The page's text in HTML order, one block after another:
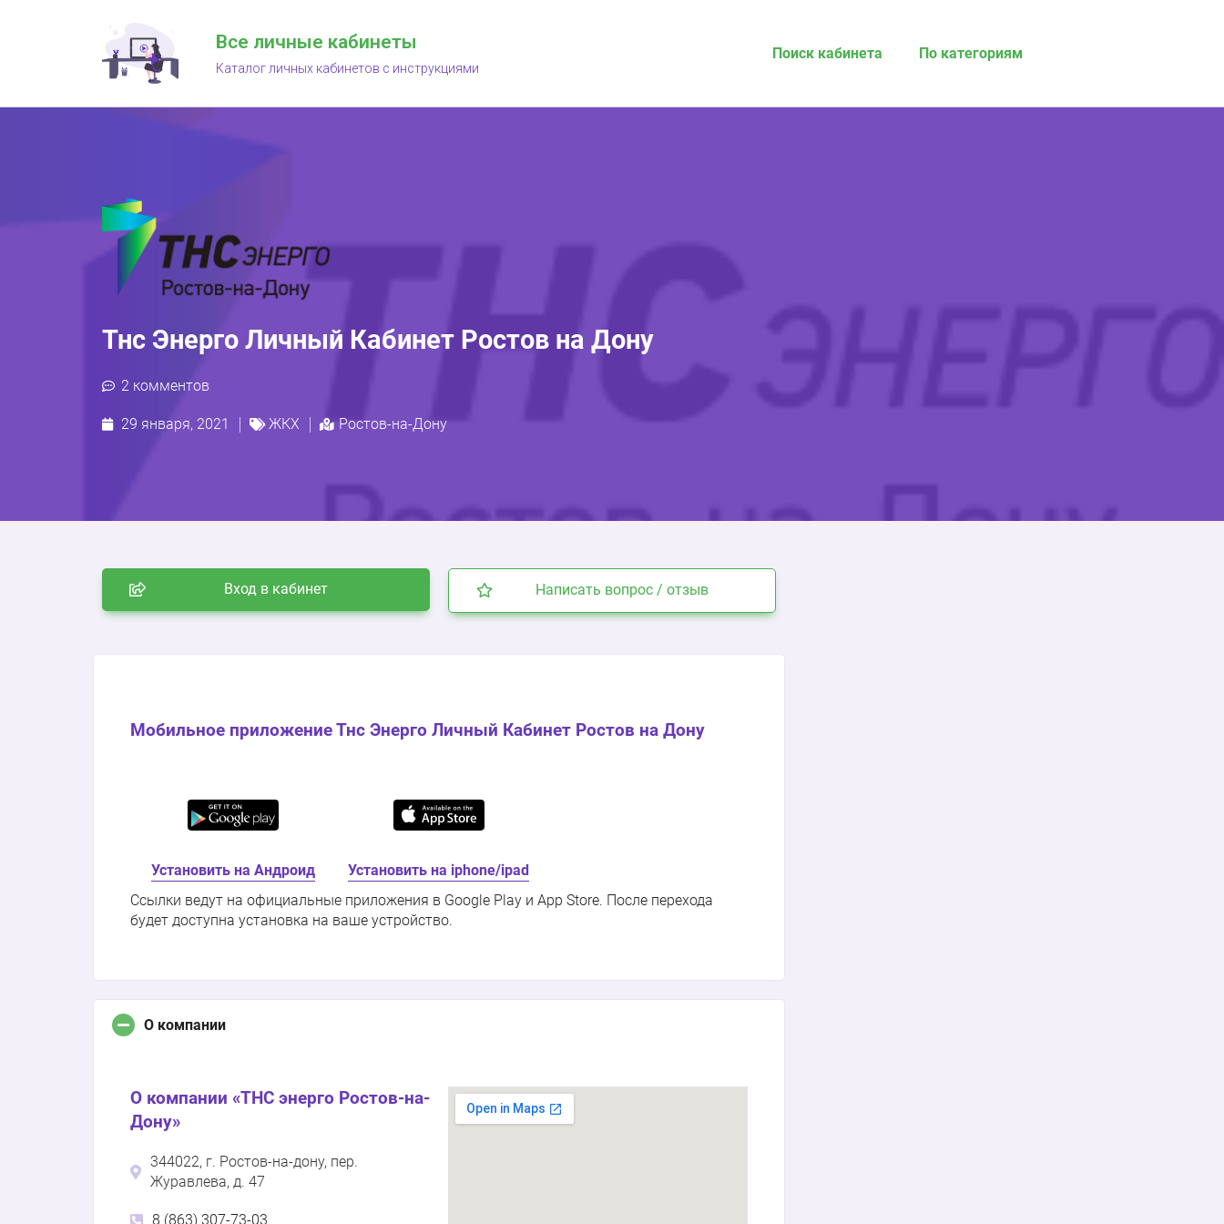
Все личные кабинеты
Каталог личных кабинетов с инструкциями
Поиск кабинета По категориям
Тнс Энерго Личный Кабинет Ростов на Дону
2 комментов
29 января, 2021 ЖКХ Ростов-на-Дону
Вход в кабинет Написать вопрос / отзыв
Мобильное приложение Тнс Энерго Личный Кабинет Ростов на Дону
Установить на Андроид
Установить на iphone/ipad
Ссылки ведут на официальные приложения в Google Play и App Store. После перехода
будет доступна установка на ваше устройство.
О компании
О компании «ТНС энерго Ростов-на-
Дону»
344022, г. Ростов-на-дону, пер.
Журавлева, д. 47
8 (863) 307-73-03